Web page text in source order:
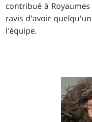
contribué à
ravis d'avoir
l'équipe.